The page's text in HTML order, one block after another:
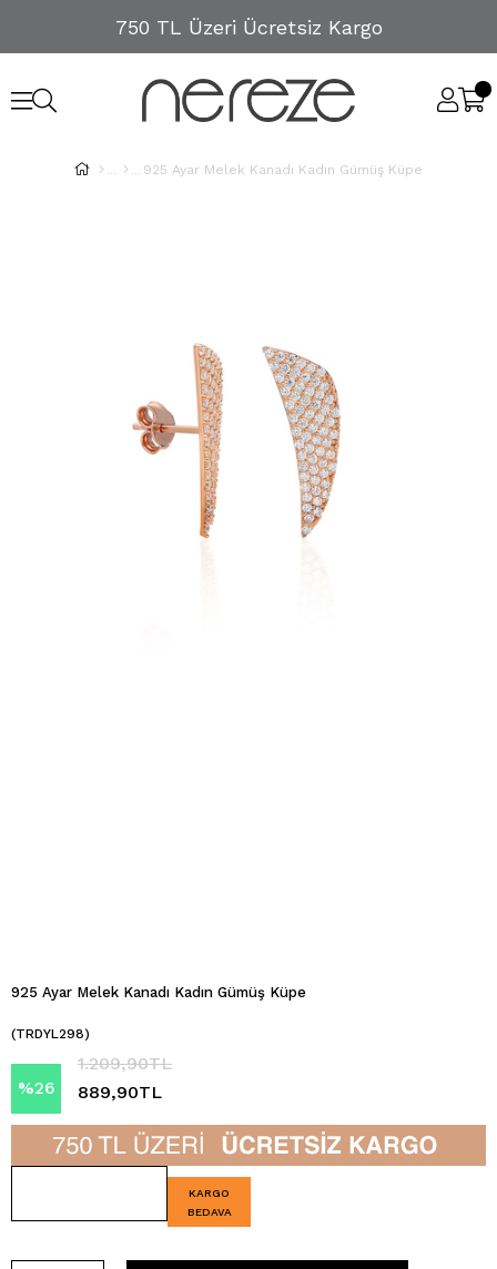
750 TL Üzeri Ücretsiz Kargo
925 Ayar Melek Kanadı Kadın Gümüş Küpe
925 Ayar Melek Kanadı Kadın Gümüş Küpe
(TRDYL298)
%26
İndirim
1.209,90TL
889,90TL
KARGO
BEDAVA